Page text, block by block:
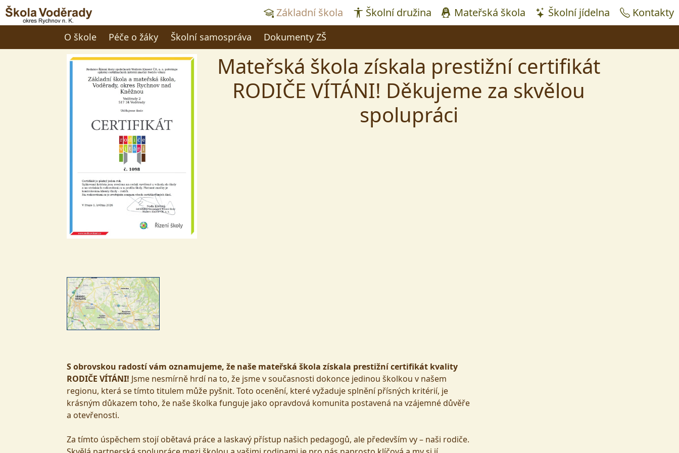
Základní škola Školní družina Mateřská škola Školní jídelna Kontakty
O škole Péče o žáky Školní samospráva Dokumenty ZŠ
Mateřská škola získala prestižní certifikát
RODIČE VÍTÁNI! Děkujeme za skvělou
spolupráci
S obrovskou radostí vám oznamujeme, že naše mateřská škola získala prestižní certifikát kvality
RODIČE VÍTÁNI! Jsme nesmírně hrdí na to, že jsme v současnosti dokonce jedinou školkou v našem
regionu, která se tímto titulem může pyšnit. Toto ocenění, které vyžaduje splnění přísných kritérií, je
krásným důkazem toho, že naše školka funguje jako opravdová komunita postavená na vzájemné důvěře
a otevřenosti.
Za tímto úspěchem stojí obětavá práce a laskavý přístup našich pedagogů, ale především vy – naši rodiče.